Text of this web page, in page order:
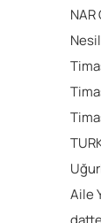
NAR
Nesil
Aile